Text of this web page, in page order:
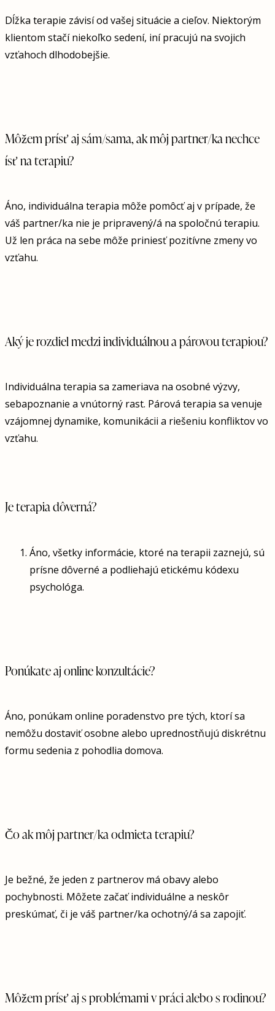
Dĺžka terapie závisí od vašej situácie a cieľov. Niektorým
klientom stačí niekoľko sedení, iní pracujú na svojich
vzťahoch dlhodobejšie.
Môžem prísť aj sám/sama, ak môj partner/ka nechce
ísť na terapiu?
Áno, individuálna terapia môže pomôcť aj v prípade, že
váš partner/ka nie je pripravený/á na spoločnú terapiu.
Už len práca na sebe môže priniesť pozitívne zmeny vo
vzťahu.
Aký je rozdiel medzi individuálnou a párovou terapiou?
Individuálna terapia sa zameriava na osobné výzvy,
sebapoznanie a vnútorný rast. Párová terapia sa venuje
vzájomnej dynamike, komunikácii a riešeniu konfliktov vo
vzťahu.
Je terapia dôverná?
Áno, všetky informácie, ktoré na terapii zaznejú, sú
prísne dôverné a podliehajú etickému kódexu
psychológa.
Ponúkate aj online konzultácie?
Áno, ponúkam online poradenstvo pre tých, ktorí sa
nemôžu dostaviť osobne alebo uprednostňujú diskrétnu
formu sedenia z pohodlia domova.
Čo ak môj partner/ka odmieta terapiu?
Je bežné, že jeden z partnerov má obavy alebo
pochybnosti. Môžete začať individuálne a neskôr
preskúmať, či je váš partner/ka ochotný/á sa zapojiť.
Môžem prísť aj s problémami v práci alebo s rodinou?